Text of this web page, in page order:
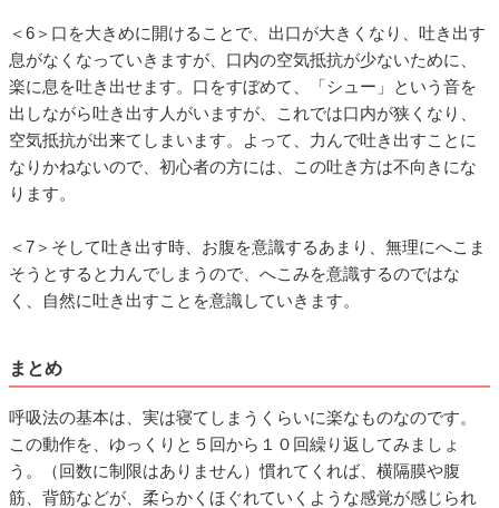
＜6＞口を大きめに開けることで、出口が大きくなり、吐き出す
息がなくなっていきますが、口内の空気抵抗が少ないために、
楽に息を吐き出せます。口をすぼめて、「シュー」という音を
出しながら吐き出す人がいますが、これでは口内が狭くなり、
空気抵抗が出来てしまいます。よって、力んで吐き出すことに
なりかねないので、初心者の方には、この吐き方は不向きにな
ります。
＜7＞そして吐き出す時、お腹を意識するあまり、無理にへこま
そうとすると力んでしまうので、へこみを意識するのではな
く、自然に吐き出すことを意識していきます。
まとめ
呼吸法の基本は、実は寝てしまうくらいに楽なものなのです。
この動作を、ゆっくりと５回から１０回繰り返してみましょ
う。（回数に制限はありません）慣れてくれば、横隔膜や腹
筋、背筋などが、柔らかくほぐれていくような感覚が感じられ